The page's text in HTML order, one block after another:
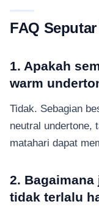
FAQ
1. Apakah
warm
Tidak. Sebagian
neutral undertone,
matahari dapat
2.
tidak terlalu